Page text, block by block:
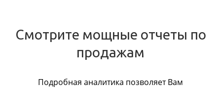
Смотрите мощные отчеты по
продажам
Подробная аналитика позволяет Вам